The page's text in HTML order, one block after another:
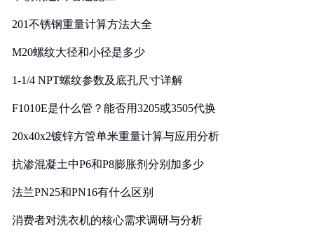
201不锈钢重量计算方法大全
M20螺纹大径和小径是多少
1-1/4 NPT螺纹参数及底孔尺寸详解
F1010E是什么管？能否用3205或3505代换
20x40x2镀锌方管单米重量计算与应用分析
抗渗混凝土中P6和P8膨胀剂分别加多少
法兰PN25和PN16有什么区别
消费者对洗衣机的核心需求调研与分析